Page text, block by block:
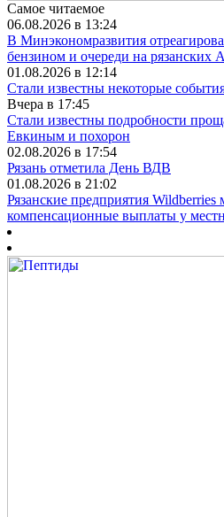
Самое читаемое
06.08.2026 в 13:24
В Минэкономразвития
бензином и очереди на рязанских
01.08.2026 в 12:14
Стали известны некоторые
Вчера в 17:45
Стали известны подробности
Евкиным и похорон
02.08.2026 в 17:54
Рязань отметила День ВДВ
01.08.2026 в 21:02
Рязанские предприятия Wildberries
компенсационные выплаты у